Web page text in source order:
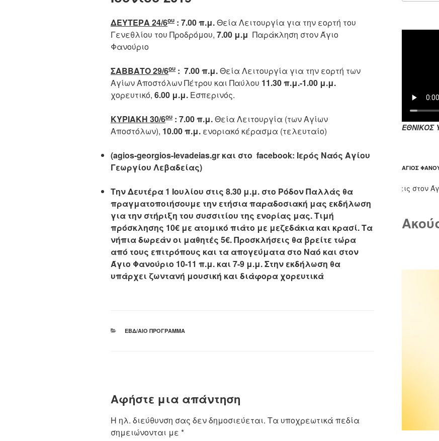
ΔΕΥΤΕΡΑ 24/6ου : 7.00 π.μ.Θεία Λειτουργία για την εορτή του
Γενεθλίου του Προδρόμου, 7.00 μ.μ Παράκληση στον Άγιο
Φανούριο
ΣΑΒΒΑΤΟ 29/6ου : 7.00 π.μ.Θεία Λειτουργία για την εορτή των
Αγίων Αποστόλων Πέτρου και Παύλου 11.30 π.μ.-1.00 μ.μ.
χορευτικό, 6.00 μ.μ. Εσπερινός.
ΚΥΡΙΑΚΗ 30/6ου : 7.00 π.μ.Θεία Λειτουργία (των Αγίων
Αποστόλων), 10.00 π.μ. ενοριακό κέρασμα (τελευταίο)
(agios-georgios-levadeias.gr και στο facebook: Ιερός Ναός Αγίου
Γεωργίου Λεβαδείας)
Την Δευτέρα 1 Ιουλίου στις 8.30 μ.μ. στο Ρόδον Παλλάς θα
πραγματοποιήσουμε την ετήσια παραδοσιακή μας εκδήλωση
για την στήριξη του συσσιτίου της ενορίας μας. Τιμή
πρόσκλησης 10€ με ατομικό πιάτο με μεζεδάκια και κρασί. Τα
νήπια δωρεάν οι μαθητές 5€. Προσκλήσεις θα βρείτε τώρα
από τους επιτρόπους και τα απογεύματα στο Ναό και στον
Άγιο Φανούριο 10-11 π.μ. και 7-9 μ.μ. Στην εκδήλωση θα
υπάρχει ζωντανή μουσική και διάφορα χορευτικά
ΚΑΤΗΓΟΡΊΕΣ
ΕΒΔ/ΑΊΟ ΠΡΌΓΡΑΜΜΑ
Αφήστε μια απάντηση
Η ηλ. διεύθυνση σας δεν δημοσιεύεται. Τα υποχρεωτικά πεδία
σημειώνονται με *
ΕΘΝΙΚΟΣ
ΆΓΙΟΣ
Οι παρακλήσεις στον Άγιο